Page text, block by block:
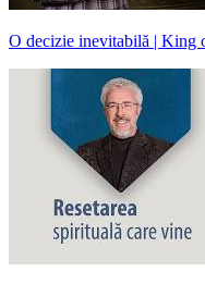
O decizie inevitabilă | King